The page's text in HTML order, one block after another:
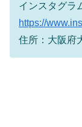
インスタグラ
https://
住所：大阪府